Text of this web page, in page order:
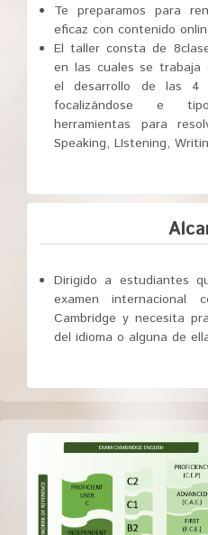
Te preparamos para
eficaz con contenido
El taller consta de
en las cuales se trabaja
el desarrollo de las 4
focalizándose e
herramientas para
Speaking, LIstening,
Dirigido a estudiantes
examen internacional
Cambridge y necesita
del idioma o alguna de